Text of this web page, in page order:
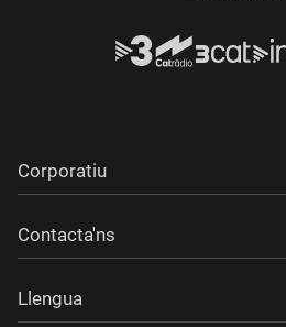
Corporatiu
Contacta'ns
Llengua